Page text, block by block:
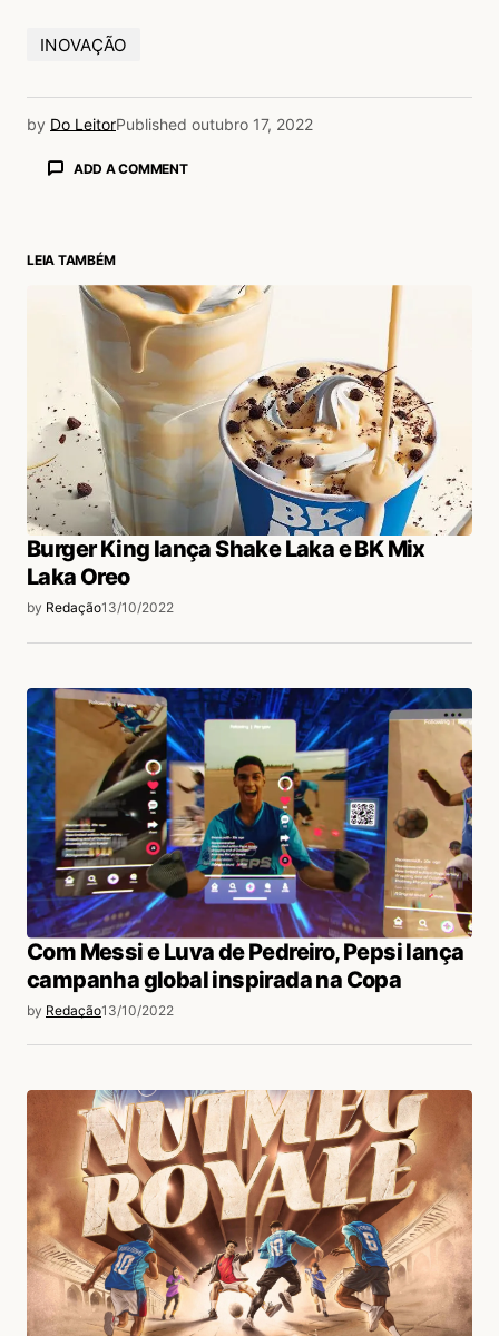
INOVAÇÃO
by Do LeitorPublished outubro 17, 2022
ADD A COMMENT
LEIA TAMBÉM
Burger King lança Shake Laka e BK Mix
Laka Oreo
by Redação13/10/2022
Com Messi e Luva de Pedreiro, Pepsi lança
campanha global inspirada na Copa
by Redação13/10/2022